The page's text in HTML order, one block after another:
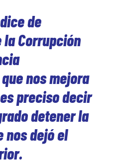
de
Corrupción
nos mejora
preciso decir
detener la
nos dejó el